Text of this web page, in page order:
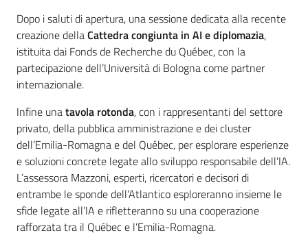
Dopo i saluti di apertura, una sessione dedicata alla recente
creazione dellaCattedra congiunta in AI e diplomazia,
istituita dai Fonds de Recherche du Québec, con la
partecipazione dell’Università di Bologna come partner
internazionale.
Infine unatavola rotonda, con i rappresentanti del settore
privato, della pubblica amministrazione e dei cluster
dell’Emilia-Romagna e del Québec, per esplorare esperienze
e soluzioni concrete legate allo sviluppo responsabile dell’IA.
L’assessora Mazzoni, esperti, ricercatori e decisori di
entrambe le sponde dell’Atlantico esploreranno insieme le
sfide legate all’IA e rifletteranno su una cooperazione
rafforzata tra il Québec e l’Emilia-Romagna.